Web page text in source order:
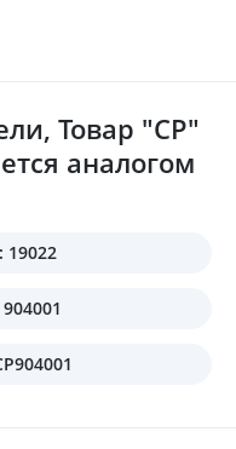
Товар "CP"
аналогом
19022